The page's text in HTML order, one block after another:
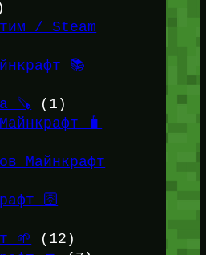
/ Steam
📚
🪚 (1)
🧳
Майнкрафт
🛜
🌱
(12)